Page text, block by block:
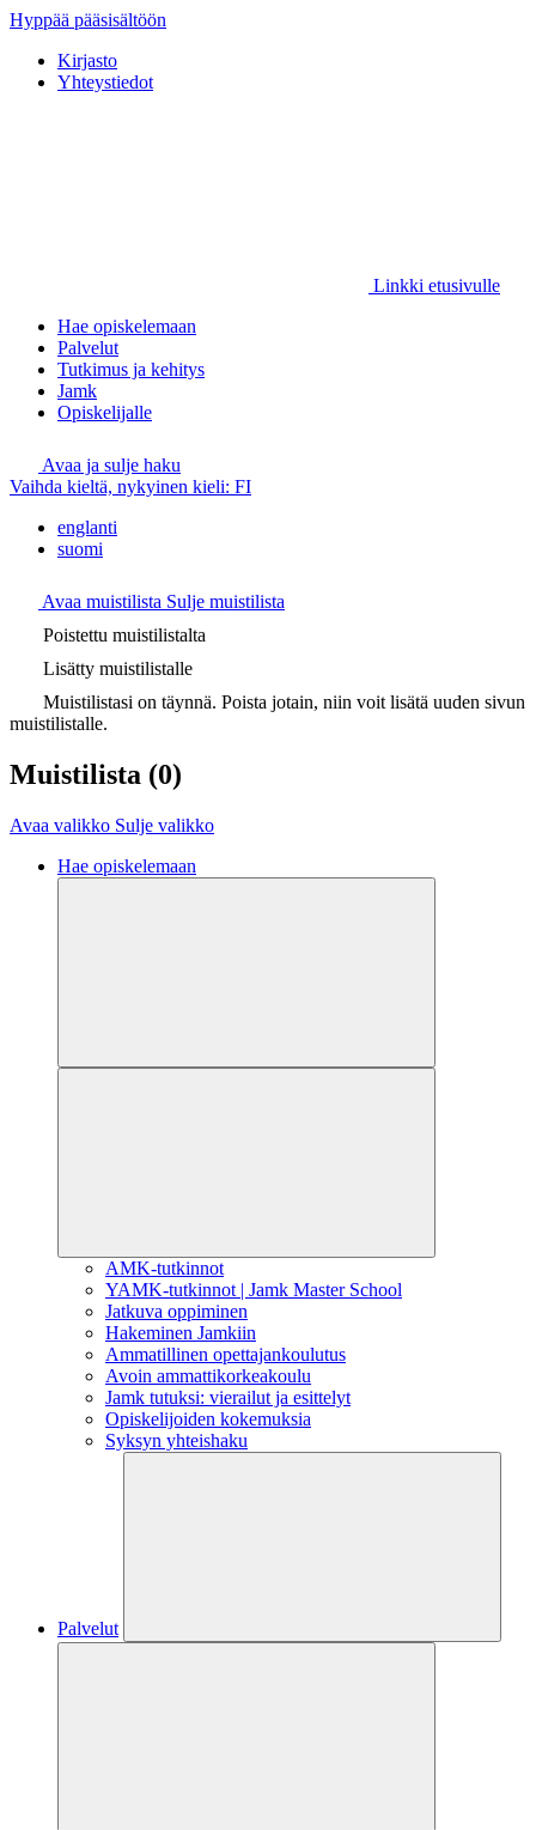
Hyppää pääsisältöön
Kirjasto
Yhteystiedot
Linkki etusivulle
Hae opiskelemaan
Palvelut
Tutkimus ja kehitys
Jamk
Opiskelijalle
Avaa ja sulje haku
Vaihda kieltä, nykyinen kieli: FI
englanti
suomi
Avaa muistilista Sulje muistilista
Poistettu muistilistalta
Lisätty muistilistalle
Muistilistasi on täynnä. Poista jotain, niin voit lisätä uuden sivun
muistilistalle.
Muistilista (0)
Avaa valikko Sulje valikko
Hae opiskelemaan
AMK-tutkinnot
YAMK-tutkinnot | Jamk Master School
Jatkuva oppiminen
Hakeminen Jamkiin
Ammatillinen opettajankoulutus
Avoin ammattikorkeakoulu
Jamk tutuksi: vierailut ja esittelyt
Opiskelijoiden kokemuksia
Syksyn yhteishaku
Palvelut